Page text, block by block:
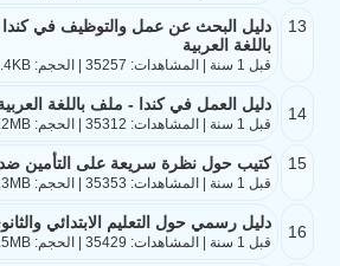
13
دليل البحث عن عمل والتوظيف في
باللغة العربية
قبل 1 سنة | المشاهدات: 35257 | الحجم: 251.4KB
14 دليل العمل في كندا - ملف باللغة
قبل 1 سنة | المشاهدات: 35312 | الحجم: 1.2MB
15 كتيب حول نظرة سريعة على التأمين ضد
قبل 1 سنة | المشاهدات: 35353 | الحجم: 1.3MB
16 دليل رسمي حول التعليم الابتدائي
قبل 1 سنة | المشاهدات: 35429 | الحجم: 1.5MB